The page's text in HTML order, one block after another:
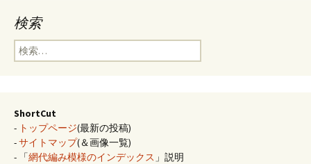
検索
検
索:
ShortCut
- トップページ(最新の投稿)
-サイトマップ(＆画像一覧)
- 「網代編み模様のインデックス 」説明